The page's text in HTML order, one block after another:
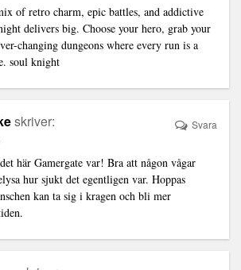
of retro charm, epic battles, and addictive
delivers big. Choose your hero, grab your
changing dungeons where every run is a
soul knight
skriver:
här Gamergate var! Bra att någon vågar
hur sjukt det egentligen var. Hoppas
kan ta sig i kragen och bli mer
Svara